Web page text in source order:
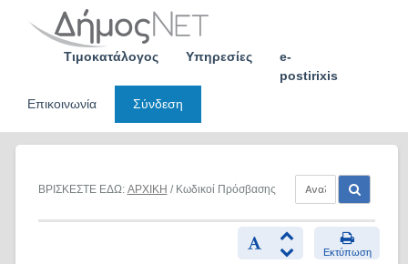
Τιμοκατάλογος Υπηρεσίες
e-
postirixis
Επικοινωνία
Σύνδεση
ΒΡΙΣΚΕΣΤΕ ΕΔΩ: ΑΡΧΙΚΗ / Κωδικοί Πρόσβασης
Εκτύπωση